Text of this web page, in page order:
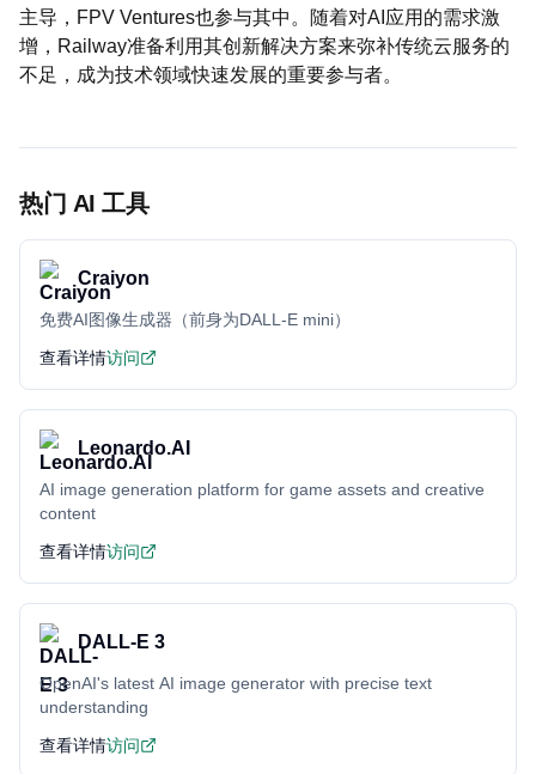
主导，FPV Ventures也参与其中。随着对AI应用的需求激
增，Railway准备利用其创新解决方案来弥补传统云服务的
不足，成为技术领域快速发展的重要参与者。
热门 AI 工具
Craiyon
免费AI图像生成器（前身为DALL-E mini）
查看详情访问
Leonardo.AI
AI image generation platform for game assets and creative
content
查看详情访问
DALL-E 3
OpenAI's latest AI image generator with precise text
understanding
查看详情访问